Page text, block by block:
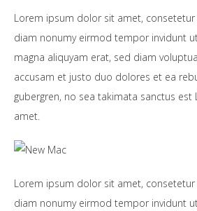
Lorem ipsum dolor sit amet, consetetur
diam nonumy eirmod tempor invidunt
magna aliquyam erat, sed diam
accusam et justo duo dolores et ea
gubergren, no sea takimata sanctus
amet.
Lorem ipsum dolor sit amet, consetetur
diam nonumy eirmod tempor invidunt